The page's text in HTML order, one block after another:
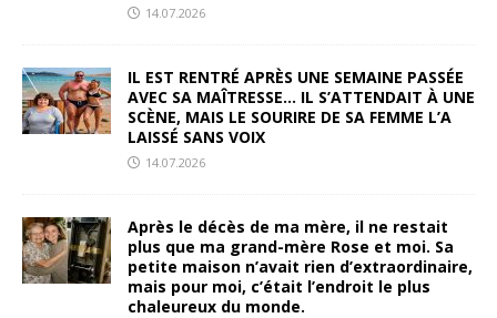
14.07.2026
IL EST RENTRÉ APRÈS UNE SEMAINE PASSÉE
AVEC SA MAÎTRESSE… IL S’ATTENDAIT À UNE
SCÈNE, MAIS LE SOURIRE DE SA FEMME L’A
LAISSÉ SANS VOIX
14.07.2026
Après le décès de ma mère, il ne restait
plus que ma grand-mère Rose et moi. Sa
petite maison n’avait rien d’extraordinaire,
mais pour moi, c’était l’endroit le plus
chaleureux du monde.